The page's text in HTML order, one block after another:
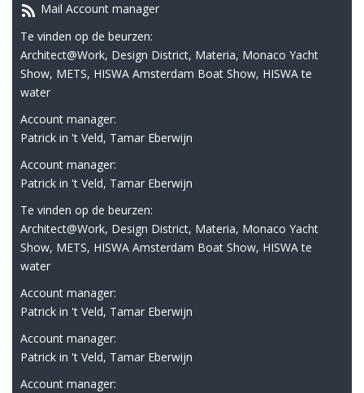
Mail Account manager
Te vinden op de beurzen:
Architect@Work, Design District, Materia, Monaco Yacht
Show, METS, HISWA Amsterdam Boat Show, HISWA te
water
Account manager:
Patrick in 't Veld, Tamar Eberwijn
Account manager:
Patrick in 't Veld, Tamar Eberwijn
Te vinden op de beurzen:
Architect@Work, Design District, Materia, Monaco Yacht
Show, METS, HISWA Amsterdam Boat Show, HISWA te
water
Account manager:
Patrick in 't Veld, Tamar Eberwijn
Account manager:
Patrick in 't Veld, Tamar Eberwijn
Account manager: